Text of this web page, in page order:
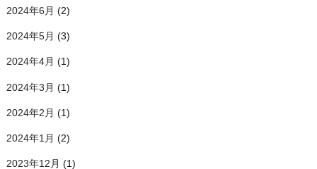
2024年6月 (2)
2024年5月 (3)
2024年4月 (1)
2024年3月 (1)
2024年2月 (1)
2024年1月 (2)
2023年12月 (1)